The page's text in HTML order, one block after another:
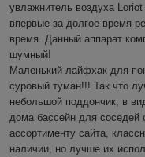
увлажнитель воздуха
впервые за долгое время
время. Данный аппарат
шумный!
Маленький лайфхак для
суровый туман!!! Так что
небольшой поддончик, в
дома бассейн для соседей
ассортименту сайта,
наличии, но лучше их